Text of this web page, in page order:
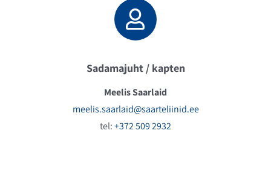
Sadamajuht / kapten
Meelis Saarlaid
meelis.saarlaid@saarteliinid.ee
tel:+372 509 2932